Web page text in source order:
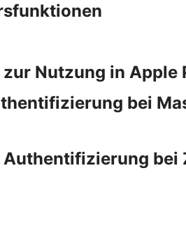
Nutzung in Apple
bei
bei